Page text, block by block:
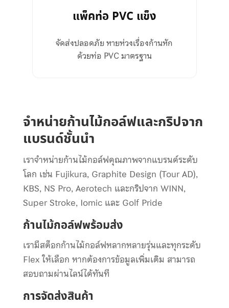
แพ็คท่อ PVC แข็ง
จัดส่งปลอดภัย หายห่วงเรื่องก้านหัก
ด้วยท่อ PVC มาตรฐาน
จำหน่ายก้านไม้กอล์ฟและกริปจาก
แบรนด์ชั้นนำ
เราจำหน่ายก้านไม้กอล์ฟคุณภาพจากแบรนด์ระดับ
โลก เช่น Fujikura, Graphite Design (Tour AD),
KBS, NS Pro, Aerotech และกริปจาก WINN,
Super Stroke, Iomic และ Golf Pride
ก้านไม้กอล์ฟพร้อมส่ง
เรามีสต็อกก้านไม้กอล์ฟหลากหลายรุ่นและทุกระดับ
Flex ให้เลือก หากต้องการข้อมูลเพิ่มเติม สามารถ
สอบถามผ่านไลน์ได้ทันที
การจัดส่งสินค้า